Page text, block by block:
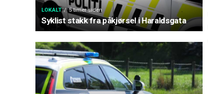
LOKALT 5 timer siden
Syklist stakk fra påkjørsel i Haraldsgata